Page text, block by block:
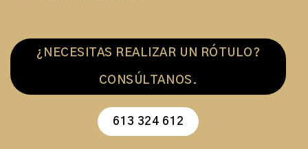
¿NECESITAS REALIZAR UN RÓTULO?
CONSÚLTANOS.
613 324 612